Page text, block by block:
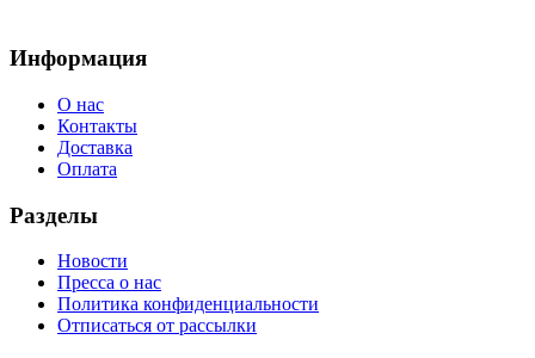
Информация
О нас
Контакты
Доставка
Оплата
Разделы
Новости
Пресса о нас
Политика конфиденциальности
Отписаться от рассылки